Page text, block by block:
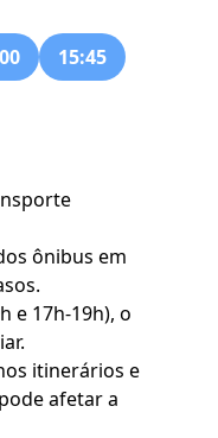
15:45
ônibus em
e 17h-19h), o
itinerários e
afetar a